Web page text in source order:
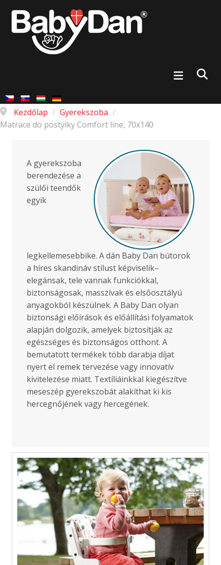
Kezdőlap / Gyerekszoba /
Matrace do postýlky Comfort line, 70x140
A gyerekszoba
berendezése a
szülői teendők
egyik
legkellemesebbike. A dán Baby Dan bútorok
a híres skandináv stílust képviselik–
elegánsak, tele vannak funkciókkal,
biztonságosak, masszívak és elsőosztályú
anyagokból készülnek. A Baby Dan olyan
biztonsági előírások és előállítási folyamatok
alapján dolgozik, amelyek biztosítják az
egészséges és biztonságos otthont. A
bemutatott termékek több darabja díjat
nyert el remek tervezése vagy innovatív
kivitelezése miatt. Textíliáinkkal kiegészítve
meseszép gyerekszobát alakíthat ki kis
hercegnőjének vagy hercegének.